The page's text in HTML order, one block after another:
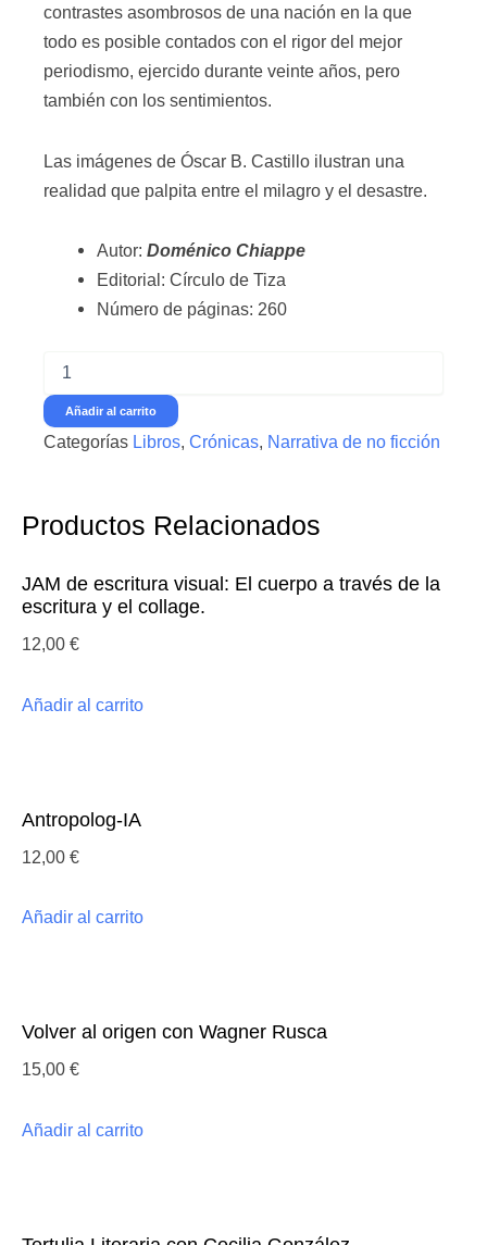
contrastes asombrosos de una nación en la que
todo es posible contados con el rigor del mejor
periodismo, ejercido durante veinte años, pero
también con los sentimientos.
Las imágenes de Óscar B. Castillo ilustran una
realidad que palpita entre el milagro y el desastre.
Autor:Doménico Chiappe
Editorial: Círculo de Tiza
Número de páginas: 260
viaje
inmóvil
-
Doménico
Círculo
Tiza
cantidad
Añadir al carrito
Categorías Libros, Crónicas, Narrativa de no ficción
Productos Relacionados
JAM de escritura visual: El cuerpo a través de la
escritura y el collage.
12,00 €
Añadir al carrito
Antropolog-IA
12,00 €
Añadir al carrito
Volver al origen con Wagner Rusca
15,00 €
Añadir al carrito